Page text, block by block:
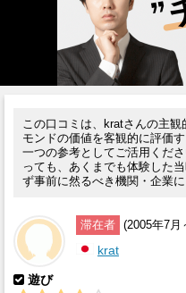
この口コミは、kratさんの主
モンドの価値を客観的に評価
一つの参考としてご活用くだ
っても、あくまでも体験した
ず事前に然るべき機関・企業に
滞在者 (2005年7月
krat
遊び